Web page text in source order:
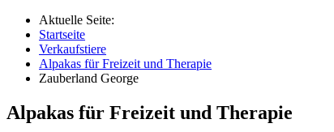
Aktuelle Seite:
Startseite
Verkaufstiere
Alpakas für Freizeit und Therapie
Zauberland George
Alpakas für Freizeit und Therapie